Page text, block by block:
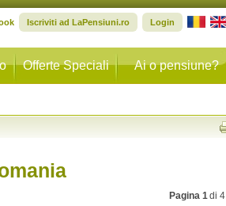
Offerte Speciali Ai o pensiune?
Iscriviti ad LaPensiuni.ro Login
Pagina 1di 4